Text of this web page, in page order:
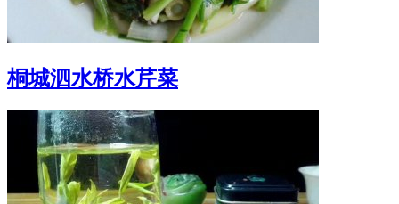
桐城泗水桥水芹菜